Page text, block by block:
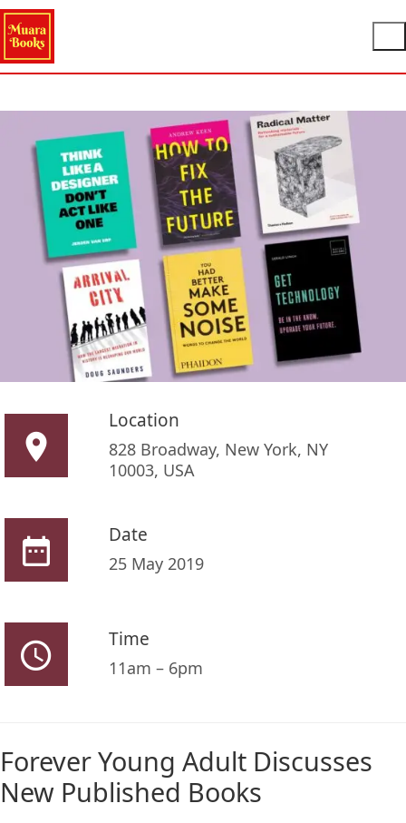
Location
828 Broadway, New York, NY
10003, USA
Date
25 May 2019
Time
11am – 6pm
Forever Young Adult Discusses
New Published Books